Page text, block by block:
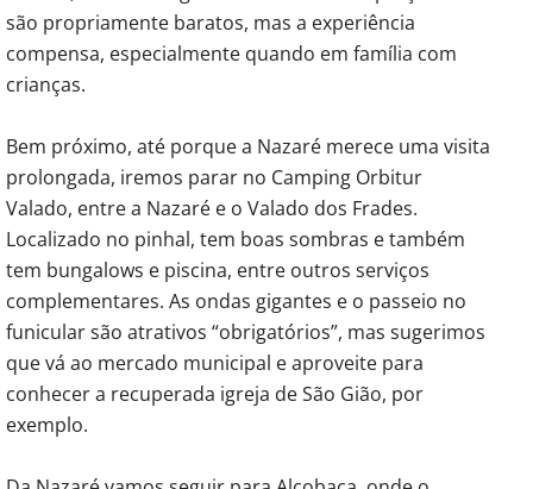
são propriamente baratos, mas a experiência
compensa, especialmente quando em família com
crianças.
Bem próximo, até porque a Nazaré merece uma visita
prolongada, iremos parar no Camping Orbitur
Valado, entre a Nazaré e o Valado dos Frades.
Localizado no pinhal, tem boas sombras e também
tem bungalows e piscina, entre outros serviços
complementares. As ondas gigantes e o passeio no
funicular são atrativos “obrigatórios”, mas sugerimos
que vá ao mercado municipal e aproveite para
conhecer a recuperada igreja de São Gião, por
exemplo.